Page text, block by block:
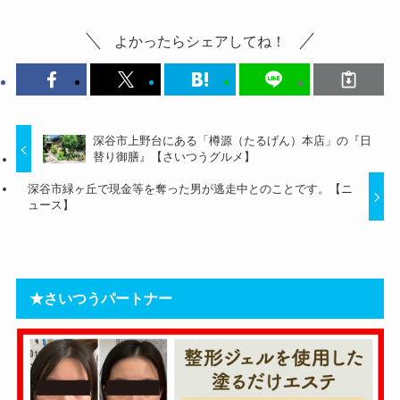
よかったらシェアしてね！
深谷市上野台にある「樽源（たるげん）本店」の『日
替り御膳』【さいつうグルメ】
深谷市緑ヶ丘で現金等を奪った男が逃走中とのことです。【ニ
ュース】
★さいつうパートナー